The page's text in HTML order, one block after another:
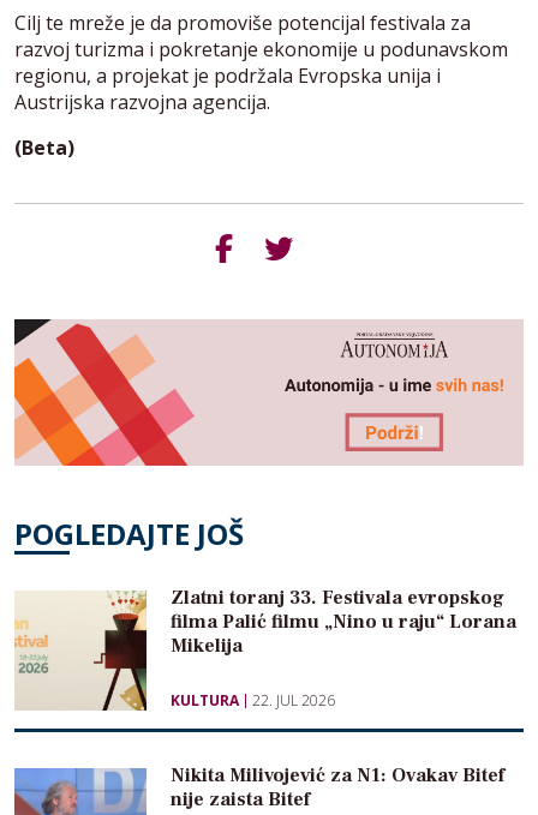
Cilj te mreže je da promoviše potencijal festivala za
razvoj turizma i pokretanje ekonomije u podunavskom
regionu, a projekat je podržala Evropska unija i
Austrijska razvojna agencija.
(Beta)
POGLEDAJTE JOŠ
Zlatni toranj 33. Festivala evropskog
filma Palić filmu „Nino u raju“ Lorana
Mikelija
KULTURA 22. JUL 2026
Nikita Milivojević za N1: Ovakav Bitef
nije zaista Bitef